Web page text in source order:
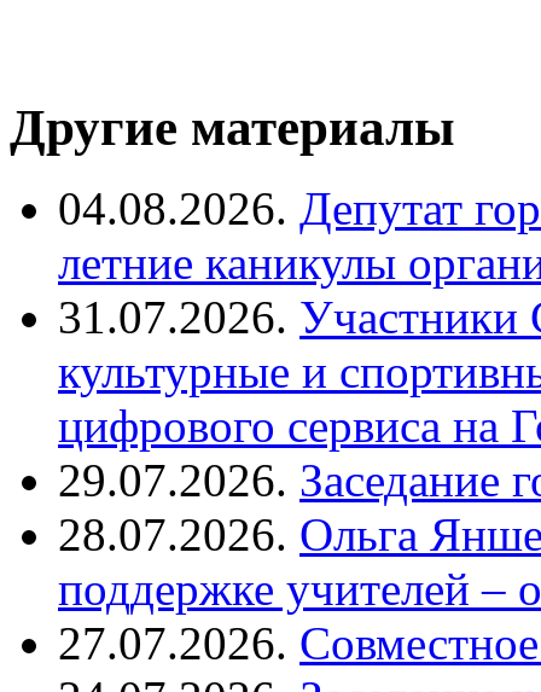
Другие материалы
04.08.2026. Депутат
летние каникулы
31.07.2026.
культурные и
цифрового сервиса на
29.07.2026. Заседание
28.07.2026. Ольга
поддержке учителей –
27.07.2026.